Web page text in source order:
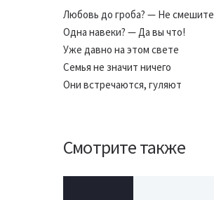
Любовь до гроба? — Не смешите
Одна навеки? — Да вы что!
Уже давно на этом свете
Семья не значит ничего
Они встречаются, гуляют
Смотрите также